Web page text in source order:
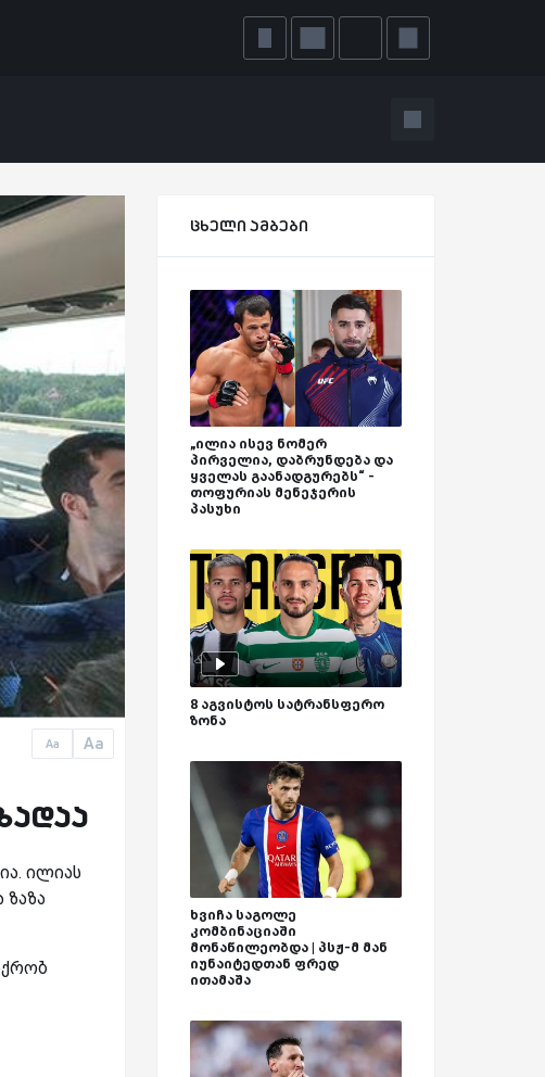
Aa Aa
ილიას
ცხელი ამბები
„ილია ისევ ნომერ
პირველია, დაბრუნდება და
ყველას გაანადგურებს“ -
თოფურიას მენეჯერის
პასუხი
8 აგვისტოს სატრანსფერო
ზონა
ხვიჩა საგოლე
კომბინაციაში
მონაწილეობდა | პსჟ-მ მან
იუნაიტედთან ფრედ
ითამაშა